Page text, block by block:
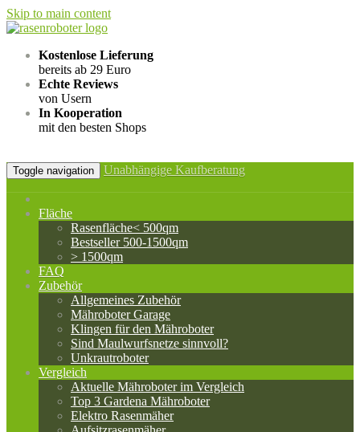
Skip to main content
Kostenlose Lieferung
bereits ab 29 Euro
Echte Reviews
von Usern
In Kooperation
mit den besten Shops
Toggle navigation Unabhängige Kaufberatung
Fläche
Rasenfläche< 500qm
Bestseller 500-1500qm
> 1500qm
FAQ
Zubehör
Allgemeines Zubehör
Mähroboter Garage
Klingen für den Mähroboter
Sind Maulwurfsnetze sinnvoll?
Unkrautroboter
Vergleich
Aktuelle Mähroboter im Vergleich
Top 3 Gardena Mähroboter
Elektro Rasenmäher